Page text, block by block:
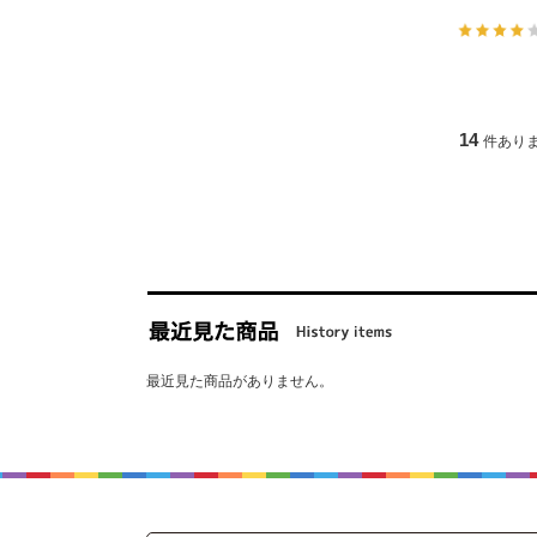
14 件あり
最近見た商品がありません。